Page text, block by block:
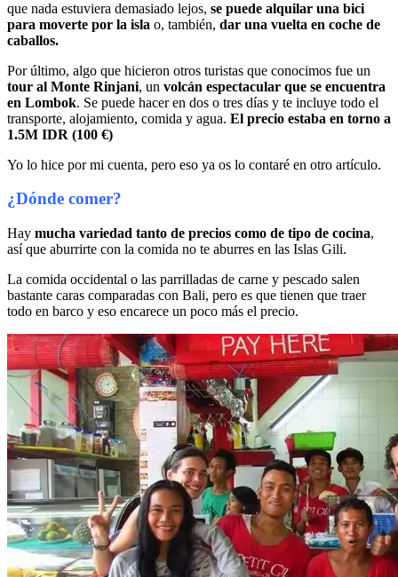
que nada estuviera demasiado lejos, se puede alquilar una bici
para moverte por la isla o, también, dar una vuelta en coche de
caballos.
Por último, algo que hicieron otros turistas que conocimos fue un
tour al Monte Rinjani, un volcán espectacular que se encuentra
en Lombok. Se puede hacer en dos o tres días y te incluye todo el
transporte, alojamiento, comida y agua. El precio estaba en torno a
1.5M IDR (100 €)
Yo lo hice por mi cuenta, pero eso ya os lo contaré en otro artículo.
¿Dónde comer?
Hay mucha variedad tanto de precios como de tipo de cocina,
así que aburrirte con la comida no te aburres en las Islas Gili.
La comida occidental o las parrilladas de carne y pescado salen
bastante caras comparadas con Bali, pero es que tienen que traer
todo en barco y eso encarece un poco más el precio.